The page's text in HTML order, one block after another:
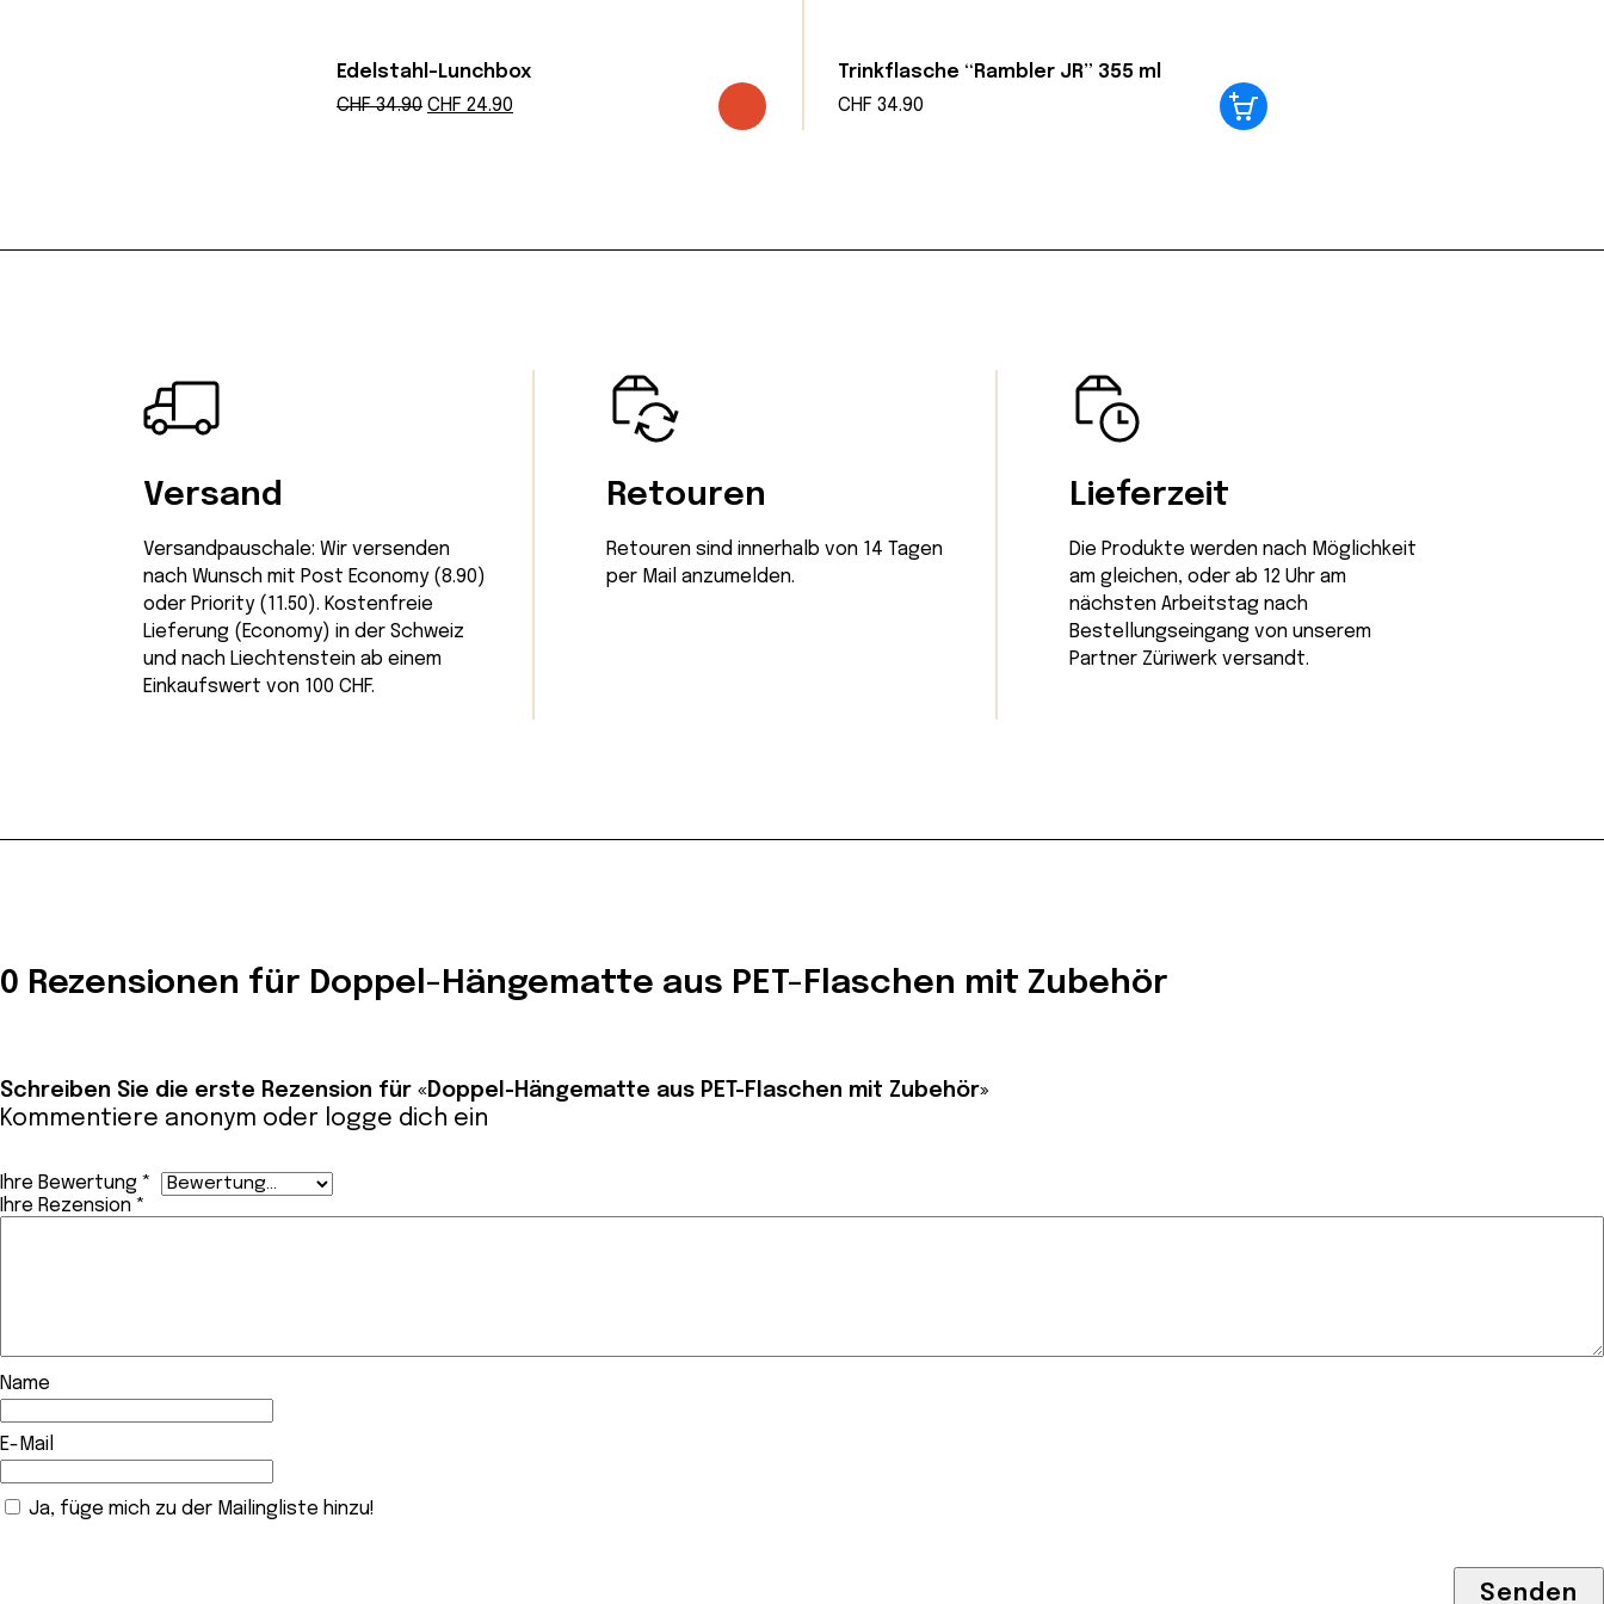
Edelstahl-Lunchbox
CHF34.90 Ursprünglicher
CHF 24.90
Trinkflasche “Rambler JR” 355 ml
CHF 34.90
Versand
Versandpauschale: Wir versenden
nach Wunsch mit Post Economy (8.90)
oder Priority (11.50). Kostenfreie
Lieferung (Economy) in der Schweiz
und nach Liechtenstein ab einem
Einkaufswert von 100 CHF.
Retouren
Retouren sind innerhalb von 14 Tagen
per Mail anzumelden.
Lieferzeit
Die Produkte werden nach Möglichkeit
am gleichen, oder ab 12 Uhr am
nächsten Arbeitstag nach
Bestellungseingang von unserem
Partner Züriwerk versandt.
0 Rezensionen für Doppel-Hängematte aus PET-Flaschen mit Zubehör
Schreiben Sie die erste Rezension für «Doppel-Hängematte aus PET-Flaschen mit Zubehör»
Kommentiere anonym oder logge dich ein
Ihre Bewertung *
Ihre Rezension *
Name
E-Mail
Ja, füge mich zu der Mailingliste hinzu!